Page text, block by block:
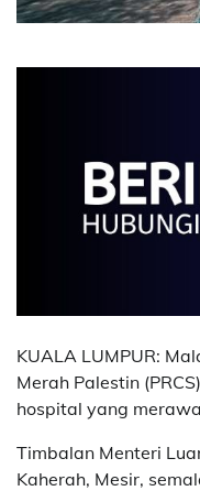
KUALA LUMPUR:
Merah Palestin
hospital yang
Timbalan Menteri
Kaherah, Mesir,